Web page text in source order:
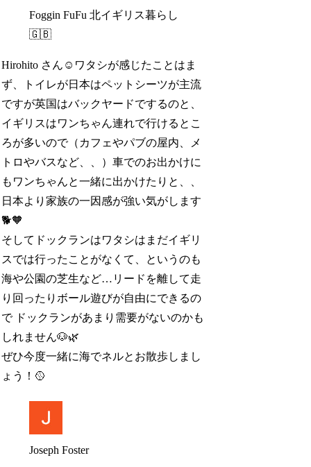
Foggin FuFu 北イギリス暮らし
🇬🇧
Hirohito さん☺️ワタシが感じたことはま
ず、トイレが日本はペットシーツが主流
ですが英国はバックヤードでするのと、
イギリスはワンちゃん連れで行けるとこ
ろが多いので（カフェやパブの屋内、メ
トロやバスなど、、）車でのお出かけに
もワンちゃんと一緒に出かけたりと、、
日本より家族の一因感が強い気がします
🐕🧡
そしてドックランはワタシはまだイギリ
スでは行ったことがなくて、というのも
海や公園の芝生など…リードを離して走
り回ったりボール遊びが自由にできるの
で ドックランがあまり需要がないのかも
しれません🐶🌿
ぜひ今度一緒に海でネルとお散歩しまし
ょう！🥎
Joseph Foster